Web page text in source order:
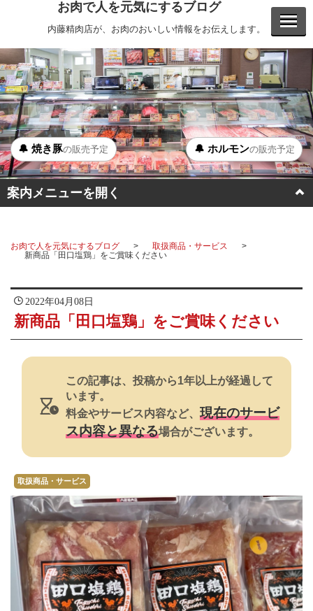
お肉で人を元気にするブログ
内藤精肉店が、お肉のおいしい情報をお伝えします。
案内メニューを開く
ステーキ
ホルモン
焼肉
カレー・シチュー
餃子・中華
公式ホームページ
🔔 焼き豚の販売予定 🔔 ホルモンの販売予定
お肉で人を元気にするブログ
取扱商品・サービス
新商品「田口塩鶏」をご賞味ください
2022年04月08日
新商品「田口塩鶏」をご賞味ください
この記事は、投稿から1年以上が経過して
います。
料金やサービス内容など、 現在のサービ
ス内容と異なる場合がございます。
取扱商品・サービス